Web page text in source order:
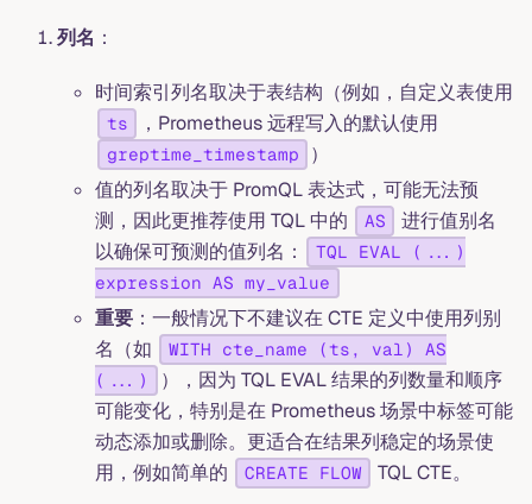
列名 ：
时间索引列名取决于表结构（例如，自定义表使用
ts ，Prometheus 远程写入的默认使用
greptime_timestamp
）
值的列名取决于 PromQL 表达式，可能无法预
测，因此更推荐使用 TQL 中的
AS
进行值别名
以确保可预测的值列名：
TQL EVAL (...)
expression AS my_value
重要 ：一般情况下不建议在 CTE 定义中使用列别
名（如
WITH cte_name (ts, val) AS
(...)
），因为 TQL EVAL 结果的列数量和顺序
可能变化，特别是在 Prometheus 场景中标签可能
动态添加或删除。更适合在结果列稳定的场景使
用，例如简单的
CREATE FLOW
TQL CTE。